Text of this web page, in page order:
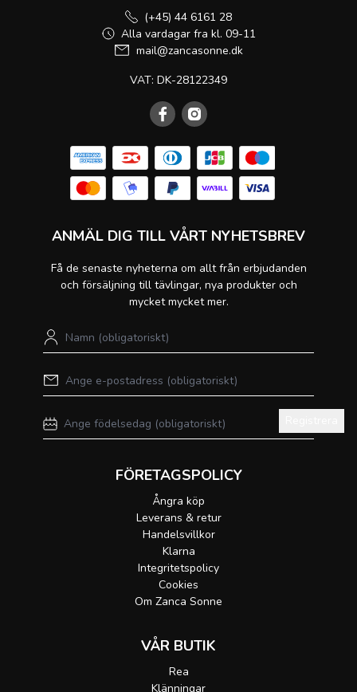
(+45) 44 6161 28
Alla vardagar fra kl. 09-11
mail@zancasonne.dk
VAT: DK-28122349
ANMÄL DIG TILL VÅRT NYHETSBREV
Få de senaste nyheterna om allt från erbjudanden
och försäljning till tävlingar, nya produkter och
mycket mycket mer.
FÖRETAGSPOLICY
Ångra köp
Leverans & retur
Handelsvillkor
Klarna
Integritetspolicy
Cookies
Om Zanca Sonne
VÅR BUTIK
Rea
Klänningar